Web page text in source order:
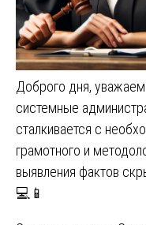
Доброго дня,
системные
сталкивается с
грамотного и
выявления фактов
💻📱